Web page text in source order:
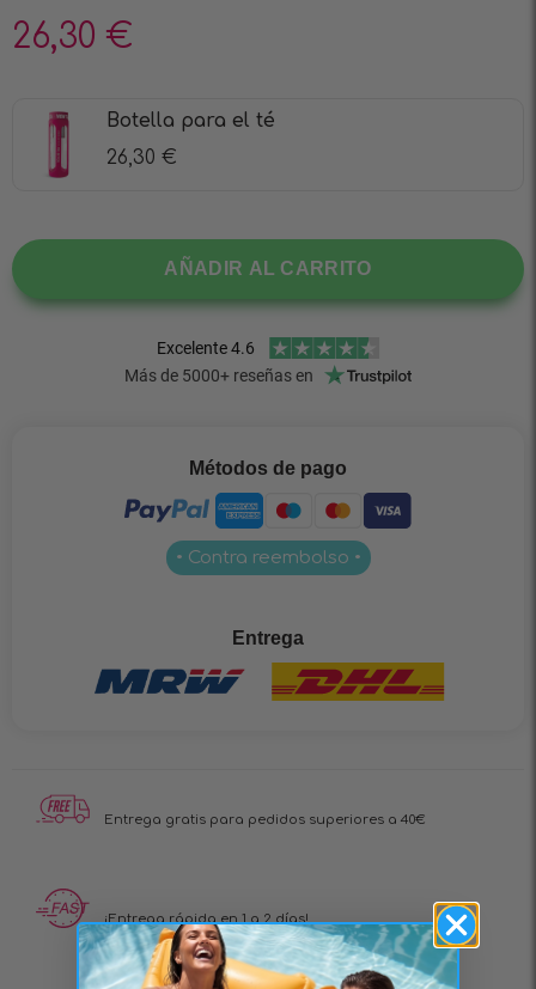
26,30 €
Botella para el té
26,30 €
AÑADIR AL CARRITO
Métodos de pago
• Contra reembolso •
Entrega
Entrega gratis para pedidos superiores a 40€
¡Entrega rápida en 1 a 2 días!